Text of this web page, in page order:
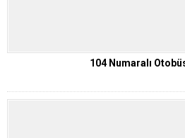
104 Numaralı